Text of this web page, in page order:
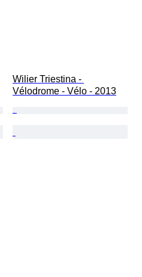
Wilier Triestina -
Vélodrome - Vélo - 2013